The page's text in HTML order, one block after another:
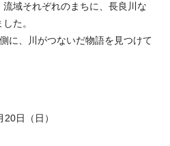
域それぞれのまちに、長良川な
た。
に、川がつないだ物語を見つけて
日（日）